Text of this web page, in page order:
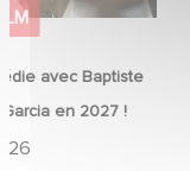
avec Baptiste
en 2027 !